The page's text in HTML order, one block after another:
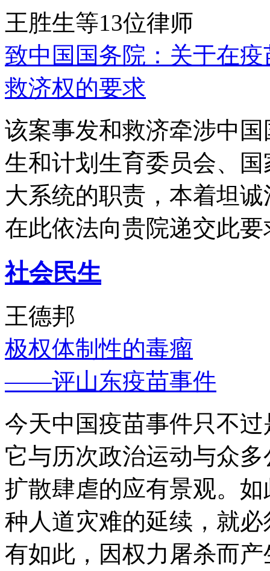
王胜生等13位律师
致中国国务院：关于在
救济权的要求
该案事发和救济牵涉中
生和计划生育委员会、
大系统的职责，本着坦
在此依法向贵院递交此要
社会民生
王德邦
极权体制性的毒瘤
——评山东疫苗事件
今天中国疫苗事件只不
它与历次政治运动与众
扩散肆虐的应有景观。
种人道灾难的延续，就
有如此，因权力屠杀而